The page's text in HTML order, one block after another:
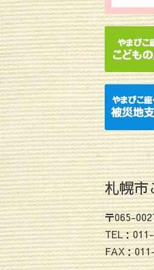
札幌市
〒065-
TEL：
FAX：